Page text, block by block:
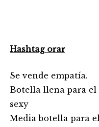
Hashtag orar
Se vende empatía.
Botella llena para el
sexy
Media botella para